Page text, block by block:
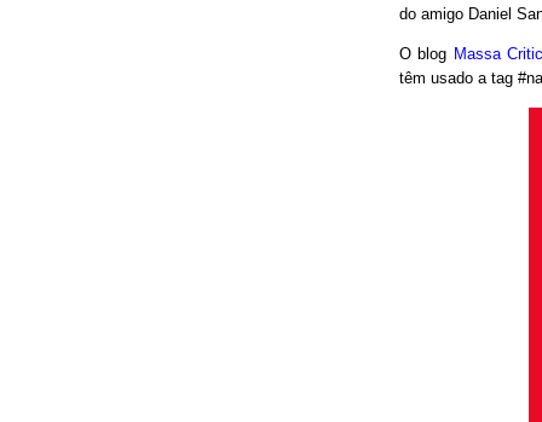
do amigo Daniel
O blog Massa
têm usado a tag